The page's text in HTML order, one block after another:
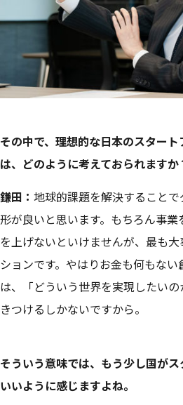
その中で、理想的な日本のスター
は、どのように考えておられますか
鎌田： 地球的課題を解決すること
形が良いと思います。もちろん事
を上げないといけませんが、最も
ションです。やはりお金も何もな
は、「どういう世界を実現したい
きつけるしかないですから。
そういう意味では、もう少し国が
いいように感じますよね。